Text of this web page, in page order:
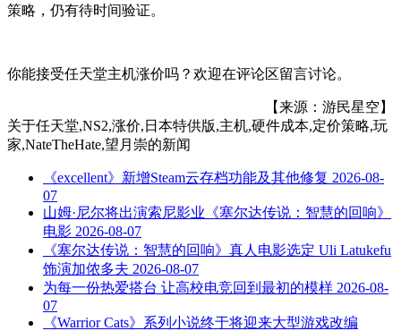
策略，仍有待时间验证。
你能接受任天堂主机涨价吗？欢迎在评论区留言讨论。
【来源：游民星空】
关于任天堂,NS2,涨价,日本特供版,主机,硬件成本,定价策略,玩
家,NateTheHate,望月崇的新闻
《excellent》新增Steam云存档功能及其他修复 2026-08-
07
山姆·尼尔将出演索尼影业《塞尔达传说：智慧的回响》
电影 2026-08-07
《塞尔达传说：智慧的回响》真人电影选定 Uli Latukefu
饰演加侬多夫 2026-08-07
为每一份热爱搭台 让高校电竞回到最初的模样 2026-08-
07
《Warrior Cats》系列小说终于将迎来大型游戏改编